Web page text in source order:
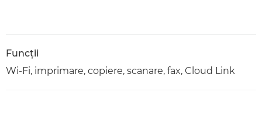
Funcţii
Wi-Fi, imprimare, copiere, scanare, fax, Cloud Link